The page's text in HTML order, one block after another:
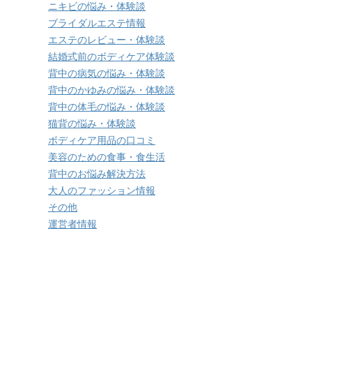
ニキビの悩み・体験談
ブライダルエステ情報
エステのレビュー・体験談
結婚式前のボディケア体験談
背中の病気の悩み・体験談
背中のかゆみの悩み・体験談
背中の体毛の悩み・体験談
猫背の悩み・体験談
ボディケア用品の口コミ
美容のための食事・食生活
背中のお悩み解決方法
大人のファッション情報
その他
運営者情報